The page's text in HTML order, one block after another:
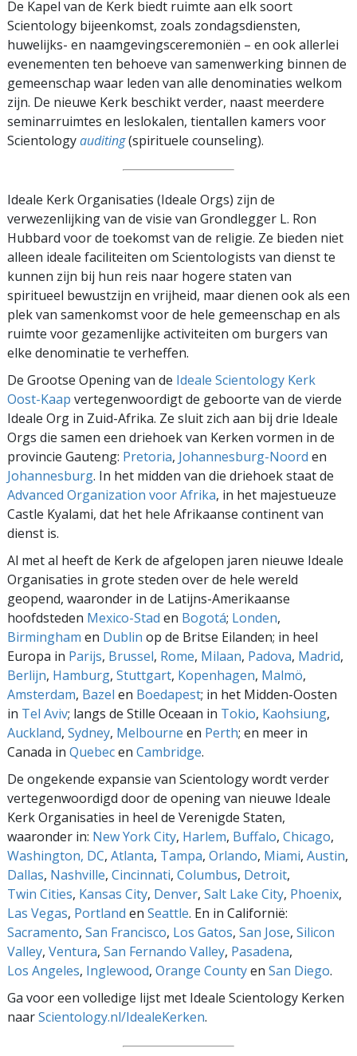
De Kapel van de Kerk biedt ruimte aan elk soort
Scientology bijeenkomst, zoals zondagsdiensten,
huwelijks- en naamgevings­ceremoniën – en ook allerlei
evenementen ten behoeve van samenwerking binnen de
gemeenschap waar leden van alle denominaties welkom
zijn. De nieuwe Kerk beschikt verder, naast meerdere
seminarruimtes en leslokalen, tientallen kamers voor
Scientologyauditing(spirituele counseling).
Ideale Kerk Organisaties (Ideale Orgs) zijn de
verwezenlijking van de visie van Grondlegger L. Ron
Hubbard voor de toekomst van de religie. Ze bieden niet
alleen ideale faciliteiten om Scientologists van dienst te
kunnen zijn bij hun reis naar hogere staten van
spiritueel bewustzijn en vrijheid, maar dienen ook als een
plek van samenkomst voor de hele gemeenschap en als
ruimte voor gezamenlijke activiteiten om burgers van
elke denominatie te verheffen.
De Grootse Opening van de Ideale Scientology Kerk
Oost-Kaap vertegenwoordigt de geboorte van de vierde
Ideale Org in Zuid-Afrika. Ze sluit zich aan bij drie Ideale
Orgs die samen een driehoek van Kerken vormen in de
provincie Gauteng: Pretoria, Johannesburg-Noord en
Johannesburg. In het midden van die driehoek staat de
Advanced Organization voor Afrika, in het majestueuze
Castle Kyalami, dat het hele Afrikaanse continent van
dienst is.
Al met al heeft de Kerk de afgelopen jaren nieuwe Ideale
Organisaties in grote steden over de hele wereld
geopend, waaronder in de Latijns-Amerikaanse
hoofdsteden Mexico-Stad en Bogotá; Londen,
Birmingham en Dublin op de Britse Eilanden; in heel
Europa in Parijs, Brussel, Rome, Milaan, Padova, Madrid,
Berlijn, Hamburg, Stuttgart, Kopenhagen, Malmö,
Amsterdam, Bazel en Boedapest; in het Midden-Oosten
in Tel Aviv; langs de Stille Oceaan in Tokio, Kaohsiung,
Auckland, Sydney, Melbourne en Perth; en meer in
Canada in Quebecen Cambridge.
De ongekende expansie van Scientology wordt verder
vertegenwoordigd door de opening van nieuwe Ideale
Kerk Organisaties in heel de Verenigde Staten,
waaronder in: New York City, Harlem, Buffalo, Chicago,
Washington, DC, Atlanta, Tampa, Orlando, Miami, Austin,
Dallas, Nashville, Cincinnati, Columbus, Detroit,
Twin Cities, Kansas City, Denver, Salt Lake City, Phoenix,
Las Vegas, Portland en Seattle. En in Californië:
Sacramento, San Francisco, Los Gatos, San Jose, Silicon
Valley, Ventura, San Fernando Valley, Pasadena,
Los Angeles, Inglewood, Orange Countyen San Diego.
Ga voor een volledige lijst met Ideale Scientology Kerken
naarScientology.nl/IdealeKerken.